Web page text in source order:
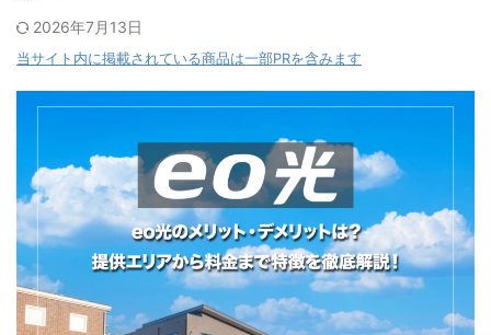
2026年7月13日
当サイト内に掲載されている商品は一部PRを含みます